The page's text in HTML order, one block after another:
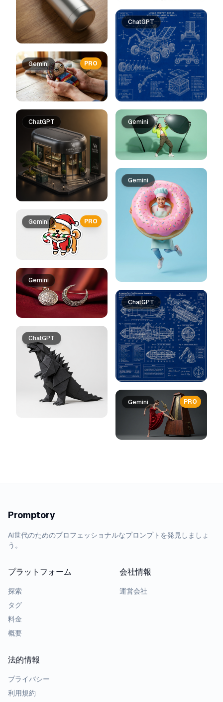
PRO
Gemini
ChatGPT
PRO
Gemini
Gemini
ChatGPT
ChatGPT
Gemini
Gemini
ChatGPT
PRO
Gemini
Promptory
AI世代のためのプロフェッショナルなプロンプトを発見しましょ
う。
プラットフォーム
探索
タグ
料金
概要
会社情報
運営会社
法的情報
プライバシー
利用規約